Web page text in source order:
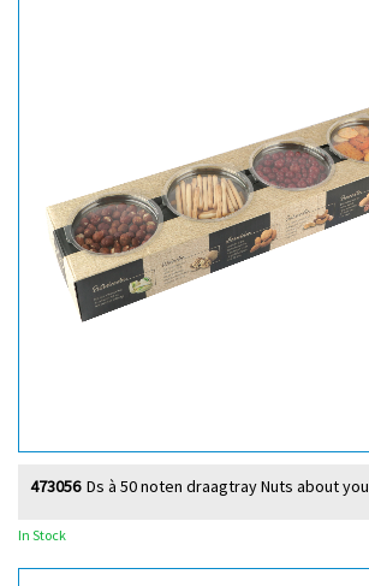
Ds à 50 noten draagtray Nuts about you
473056
In Stock